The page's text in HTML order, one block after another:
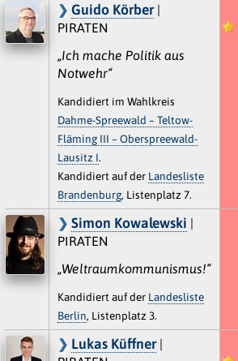
Guido Körber|
PIRATEN
„Ich mache Politik aus
Notwehr“
Kandidiert im Wahlkreis
Dahme-Spreewald – Teltow-
Fläming III – Oberspreewald-
Lausitz I.
Kandidiert auf der Landesliste
Brandenburg, Listenplatz 7.
Simon Kowalewski |
PIRATEN
„Weltraumkommunismus!“
Kandidiert auf der Landesliste
Berlin, Listenplatz 3.
Lukas Küffner|